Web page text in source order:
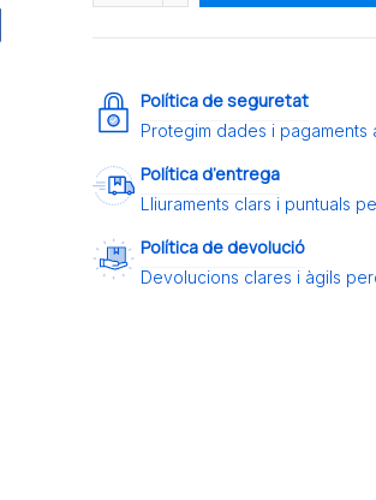
Política de seguretat
Protegim dades i
Política d’entrega
Lliuraments clars i puntuals
Política de devolució
Devolucions clares i àgils